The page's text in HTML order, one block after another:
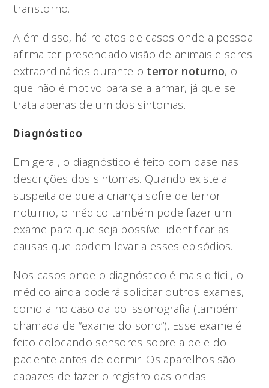
transtorno.
Além disso, há relatos de casos onde a pessoa
afirma ter presenciado visão de animais e seres
extraordinários durante o terror noturno, o
que não é motivo para se alarmar, já que se
trata apenas de um dos sintomas.
Diagnóstico
Em geral, o diagnóstico é feito com base nas
descrições dos sintomas. Quando existe a
suspeita de que a criança sofre de terror
noturno, o médico também pode fazer um
exame para que seja possível identificar as
causas que podem levar a esses episódios.
Nos casos onde o diagnóstico é mais difícil, o
médico ainda poderá solicitar outros exames,
como a no caso da polissonografia (também
chamada de “exame do sono”). Esse exame é
feito colocando sensores sobre a pele do
paciente antes de dormir. Os aparelhos são
capazes de fazer o registro das ondas